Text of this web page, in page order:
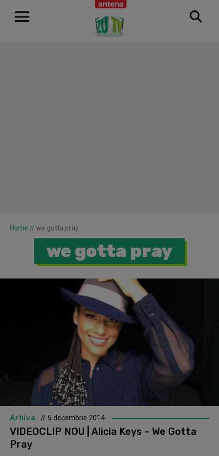
RECLAMĂ
Home // we gotta pray
we gotta pray
Arhiva // 5 decembrie 2014
VIDEOCLIP NOU | Alicia Keys – We Gotta
Pray